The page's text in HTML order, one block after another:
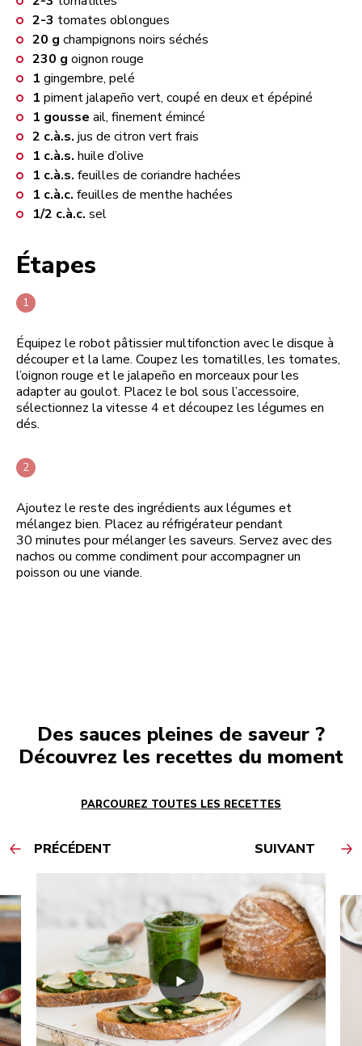
2-3 tomates oblongues
20 g champignons noirs séchés
230 g oignon rouge
1 gingembre, pelé
1 piment jalapeño vert, coupé en deux et épépiné
1 gousse ail, finement émincé
2 c.à.s. jus de citron vert frais
1 c.à.s. huile d’olive
1 c.à.s. feuilles de coriandre hachées
1 c.à.c. feuilles de menthe hachées
1/2 c.à.c. sel
Étapes
Équipez le robot pâtissier multifonction avec le disque à
découper et la lame. Coupez les tomatilles, les tomates,
l’oignon rouge et le jalapeño en morceaux pour les
adapter au goulot. Placez le bol sous l’accessoire,
sélectionnez la vitesse 4 et découpez les légumes en
dés.
Ajoutez le reste des ingrédients aux légumes et
mélangez bien. Placez au réfrigérateur pendant
30 minutes pour mélanger les saveurs. Servez avec des
nachos ou comme condiment pour accompagner un
poisson ou une viande.
Des sauces pleines de saveur ?
Découvrez les recettes du moment
PARCOUREZ TOUTES LES RECETTES
PRÉCÉDENT SUIVANT